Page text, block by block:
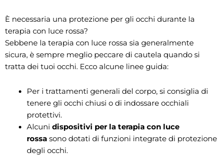
È necessaria una protezione per gli occhi durante la
terapia con luce rossa?
Sebbene la terapia con luce rossa sia generalmente
sicura, è sempre meglio peccare di cautela quando si
tratta dei tuoi occhi. Ecco alcune linee guida:
Per i trattamenti generali del corpo, si consiglia di
tenere gli occhi chiusi o di indossare occhiali
protettivi.
Alcuni dispositivi per la terapia con luce
rossasono dotati di funzioni integrate di protezione
degli occhi.